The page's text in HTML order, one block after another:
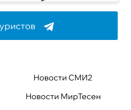
Новости СМИ2
Новости МирТесен